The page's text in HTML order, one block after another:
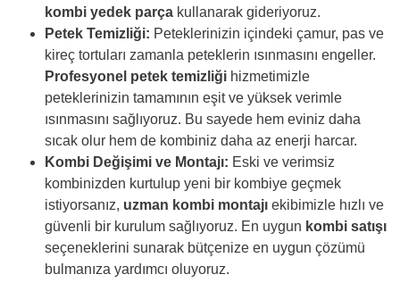
kombi yedek parça kullanarak gideriyoruz.
Petek Temizliği: Peteklerinizin içindeki çamur, pas ve
kireç tortuları zamanla peteklerin ısınmasını engeller.
Profesyonel petek temizliği hizmetimizle
peteklerinizin tamamının eşit ve yüksek verimle
ısınmasını sağlıyoruz. Bu sayede hem eviniz daha
sıcak olur hem de kombiniz daha az enerji harcar.
Kombi Değişimi ve Montajı: Eski ve verimsiz
kombinizden kurtulup yeni bir kombiye geçmek
istiyorsanız, uzman kombi montajı ekibimizle hızlı ve
güvenli bir kurulum sağlıyoruz. En uygun kombi satışı
seçeneklerini sunarak bütçenize en uygun çözümü
bulmanıza yardımcı oluyoruz.